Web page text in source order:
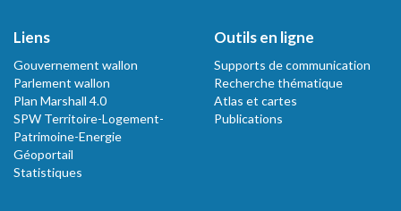
Liens
Gouvernement wallon
Parlement wallon
Plan Marshall 4.0
SPW Territoire-Logement-
Patrimoine-Energie
Géoportail
Statistiques
Outils en ligne
Supports de communication
Recherche thématique
Atlas et cartes
Publications